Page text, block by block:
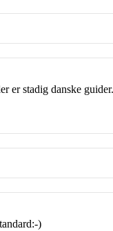
stadig danske
)